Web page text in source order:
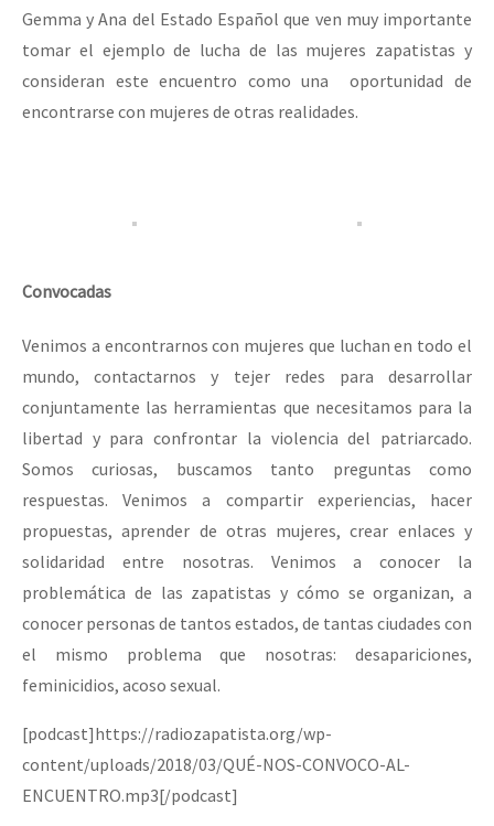
Gemma y Ana del Estado Español que ven muy importante
tomar el ejemplo de lucha de las mujeres zapatistas y
consideran este encuentro como una oportunidad de
encontrarse con mujeres de otras realidades.
Convocadas
Venimos a encontrarnos con mujeres que luchan en todo el
mundo, contactarnos y tejer redes para desarrollar
conjuntamente las herramientas que necesitamos para la
libertad y para confrontar la violencia del patriarcado.
Somos curiosas, buscamos tanto preguntas como
respuestas. Venimos a compartir experiencias, hacer
propuestas, aprender de otras mujeres, crear enlaces y
solidaridad entre nosotras. Venimos a conocer la
problemática de las zapatistas y cómo se organizan, a
conocer personas de tantos estados, de tantas ciudades con
el mismo problema que nosotras: desapariciones,
feminicidios, acoso sexual.
[podcast]https://radiozapatista.org/wp-
content/uploads/2018/03/QUÉ-NOS-CONVOCO-AL-
ENCUENTRO.mp3[/podcast]